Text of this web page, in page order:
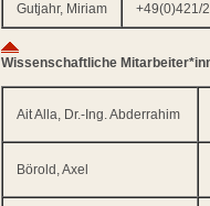
Gutjahr, Miriam +49(0)421/
Wissenschaftliche
Ait Alla, Dr.-Ing. Abderrahim
Börold, Axel